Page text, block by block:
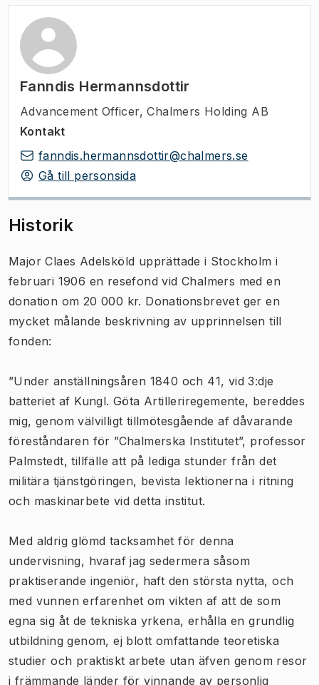
Fanndis Hermannsdottir
Advancement Officer, Chalmers Holding AB
Kontakt
fanndis.hermannsdottir@chalmers.se
Gå till personsida
Historik
Major Claes Adelsköld upprättade i Stockholm i
februari 1906 en resefond vid Chalmers med en
donation om 20 000 kr. Donationsbrevet ger en
mycket målande beskrivning av upprinnelsen till
fonden:
”Under anställningsåren 1840 och 41, vid 3:dje
batteriet af Kungl. Göta Artilleriregemente, bereddes
mig, genom välvilligt tillmötesgående af dåvarande
föreståndaren för ”Chalmerska Institutet”, professor
Palmstedt, tillfälle att på lediga stunder från det
militära tjänstgöringen, bevista lektionerna i ritning
och maskinarbete vid detta institut.
Med aldrig glömd tacksamhet för denna
undervisning, hvaraf jag sedermera såsom
praktiserande ingeniör, haft den största nytta, och
med vunnen erfarenhet om vikten af att de som
egna sig åt de tekniska yrkena, erhålla en grundlig
utbildning genom, ej blott omfattande teoretiska
studier och praktiskt arbete utan äfven genom resor
i främmande länder för vinnande av personlig